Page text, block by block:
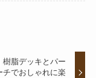
樹脂デッキとパー
チでおしゃれに楽